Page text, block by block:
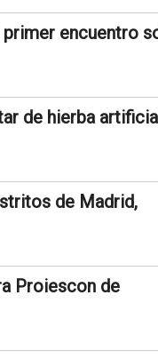
encuentro
de hierba
de Madrid,
Proiescon de